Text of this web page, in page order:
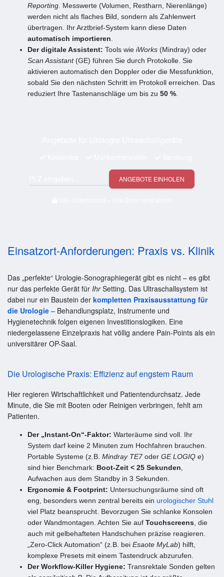
Reporting . Messwerte (Volumen, Restharn, Nierenlänge)
werden nicht als flaches Bild, sondern als Zahlenwert
übertragen. Ihr Arztbrief-System kann diese Daten
automatisch importieren
Der digitale Assistent: Tools wie iWorks (Mindray) oder
Scan Assistant(GE) führen Sie durch Protokolle. Sie
aktivieren automatisch den Doppler oder die Messfunktion,
sobald Sie den nächsten Schritt im Protokoll erreichen. Das
reduziert Ihre Tastenanschläge um bis zu 50 %
ANGEBOTE EINHOLEN
Einsatzort-Anforderungen: Praxis vs. Klinik
Das „perfekte“ Urologie-Sonographiegerät gibt es nicht – es gibt
nur das perfekte Gerät für IhrSetting. Das Ultraschallsystem ist
dabei nur ein Baustein der kompletten Praxisausstattung für
die Urologie – Behandlungsplatz, Instrumente und
Hygienetechnik folgen eigenen Investitionslogiken. Eine
niedergelassene Einzelpraxis hat völlig andere Pain-Points als ein
universitärer OP-Saal.
Die Urologische Praxis: Effizienz auf engstem Raum
Hier regieren Wirtschaftlichkeit und Patientendurchsatz. Jede
Minute, die Sie mit Booten oder Reinigen verbringen, fehlt am
Patienten.
Der „Instant-On“-Faktor: Warteräume sind voll. Ihr
System darf keine 2 Minuten zum Hochfahren brauchen.
Portable Systeme (z.B. Mindray TE7oder GE LOGIQ e)
sind hier Benchmark: Boot-Zeit < 25 Sekunden
Aufwachen aus dem Standby in 3 Sekunden.
Ergonomie & Footprint: Untersuchungsräume sind oft
eng, besonders wenn zentral bereits ein urologischer Stuhl
viel Platz beansprucht. Bevorzugen Sie schlanke Konsolen
oder Wandmontagen. Achten Sie auf Touchscreens , die
auch mit gelbehafteten Handschuhen präzise reagieren.
„Zero-Click Automation“ (z.B. bei Esaote MyLab) hilft,
komplexe Presets mit einem Tastendruck abzurufen.
Der Workflow-Killer Hygiene: Transrektale Sonden gelten